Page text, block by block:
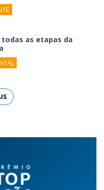
todas as etapas da